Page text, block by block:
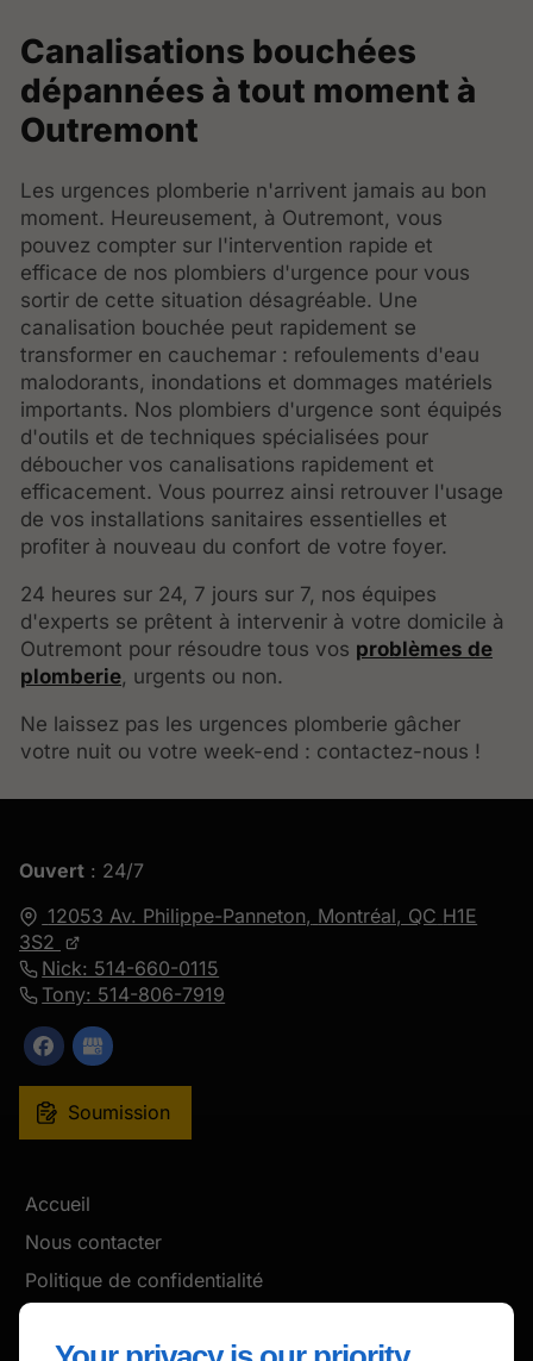
Canalisations bouchées
dépannées à tout moment à
Outremont
Les urgences plomberie n'arrivent jamais au bon
moment. Heureusement, à Outremont, vous
pouvez compter sur l'intervention rapide et
efficace de nos plombiers d'urgence pour vous
sortir de cette situation désagréable. Une
canalisation bouchée peut rapidement se
transformer en cauchemar : refoulements d'eau
malodorants, inondations et dommages matériels
importants. Nos plombiers d'urgence sont équipés
d'outils et de techniques spécialisées pour
déboucher vos canalisations rapidement et
efficacement. Vous pourrez ainsi retrouver l'usage
de vos installations sanitaires essentielles et
profiter à nouveau du confort de votre foyer.
24 heures sur 24, 7 jours sur 7, nos équipes
d'experts se prêtent à intervenir à votre domicile à
Outremont pour résoudre tous vos problèmes de
plomberie, urgents ou non.
Ne laissez pas les urgences plomberie gâcher
votre nuit ou votre week-end : contactez-nous !
Ouvert : 24/7
12053 Av. Philippe-Panneton, Montréal, QC H1E
3S2
Nick: 514-660-0115
Tony: 514-806-7919
Soumission
Accueil
Nous contacter
Politique de confidentialité